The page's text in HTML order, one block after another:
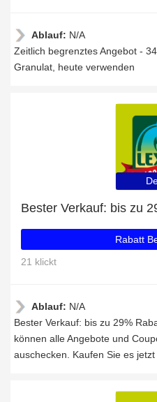
Ablauf: N/A
Zeitlich begrenztes Angebot -
Granulat, heute verwenden
Rabatt
21 klickt
Ablauf: N/A
Bester Verkauf: bis zu 29%
können alle Angebote und
auschecken. Kaufen Sie es jetzt